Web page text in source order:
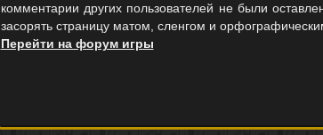
комментарии других пользователей не были
засорять страницу матом, сленгом и
Перейти на форум игры